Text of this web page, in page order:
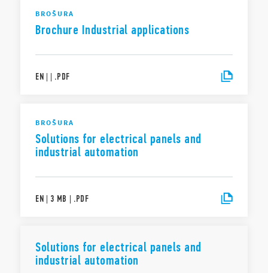
BROŠURA
Brochure Industrial applications
EN | | .PDF
BROŠURA
Solutions for electrical panels and
industrial automation
EN | 3 MB | .PDF
Solutions for electrical panels and
industrial automation